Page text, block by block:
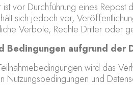
ist vor Durchführung eines
sich jedoch vor,
Verbote, Rechte Dritter oder
Bedingungen aufgrund der
wird das
Nutzungsbedingungen und